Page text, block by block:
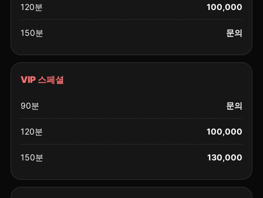
120분 100,000
150분 문의
VIP 스페셜
90분 문의
120분 100,000
150분 130,000